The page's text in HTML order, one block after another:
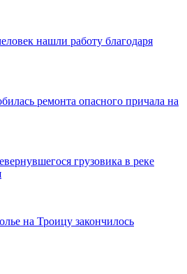
нашли работу благодаря
ремонта опасного причала на
грузовика в реке
на Троицу закончилось